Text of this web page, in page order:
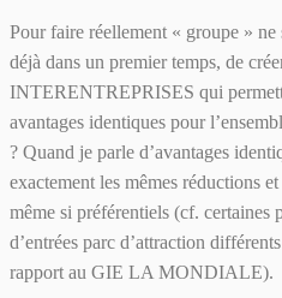
Pour faire réellement « groupe » ne
déjà dans un premier temps, de
INTERENTREPRISES qui
avantages identiques pour
? Quand je parle d’avantages
exactement les mêmes réductions
même si préférentiels (cf. certaines
d’entrées parc d’attraction
rapport au GIE LA MONDIALE).